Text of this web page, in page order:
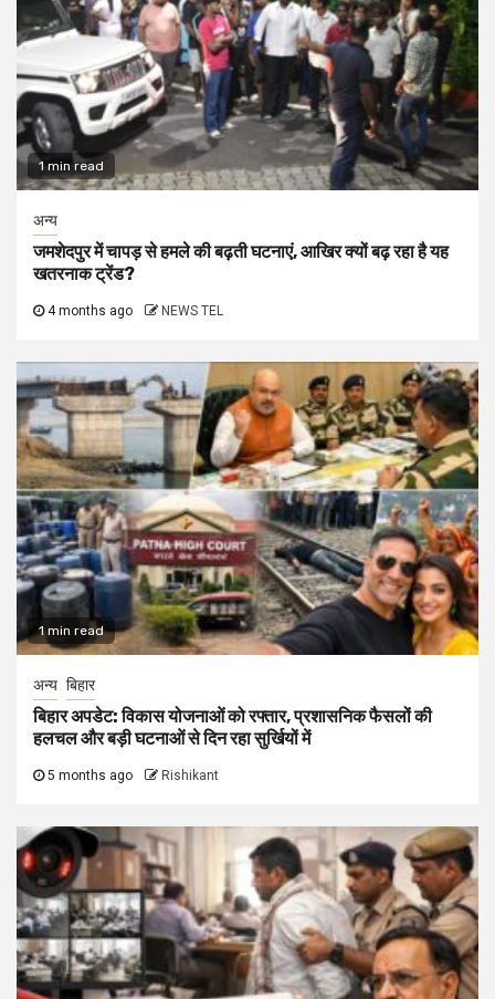
1 min read
अन्य
जमशेदपुर में चापड़ से हमले की बढ़ती घटनाएं, आखिर क्यों बढ़ रहा है यह
खतरनाक ट्रेंड?
4 months ago NEWS TEL
1 min read
अन्य बिहार
बिहार अपडेट: विकास योजनाओं को रफ्तार, प्रशासनिक फैसलों की
हलचल और बड़ी घटनाओं से दिन रहा सुर्खियों में
5 months ago Rishikant